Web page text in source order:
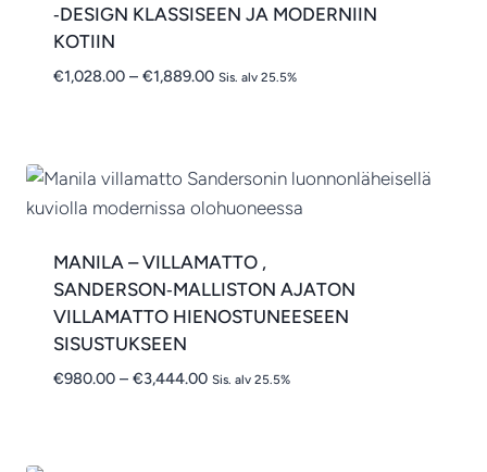
‑DESIGN KLASSISEEN JA MODERNIIN
KOTIIN
€1,028.00 – €1,889.00Hintaluokka:
Sis. alv 25.5%
MANILA – VILLAMATTO ,
SANDERSON‑MALLISTON AJATON
VILLAMATTO HIENOSTUNEESEEN
SISUSTUKSEEN
€980.00 – €3,444.00Hintaluokka:
Sis. alv 25.5%